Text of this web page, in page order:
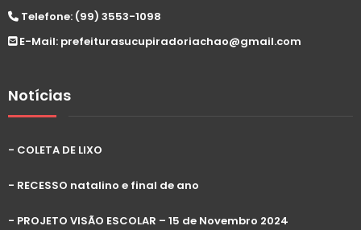
Telefone: (99) 3553-1098
E-Mail: prefeiturasucupiradoriachao@gmail.com
Notícias
- COLETA DE LIXO
- RECESSO natalino e final de ano
- PROJETO VISÃO ESCOLAR – 15 de Novembro 2024